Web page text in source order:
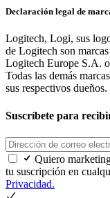
Declaración legal de
Logitech, Logi, sus
de Logitech son
Logitech Europe S.A.
Todas las demás
sus respectivos dueños.
Suscríbete para
Quiero
tu suscripción en
Privacidad.